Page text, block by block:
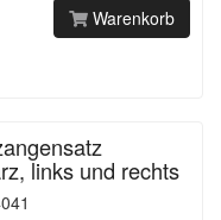
Warenkorb
links und rechts